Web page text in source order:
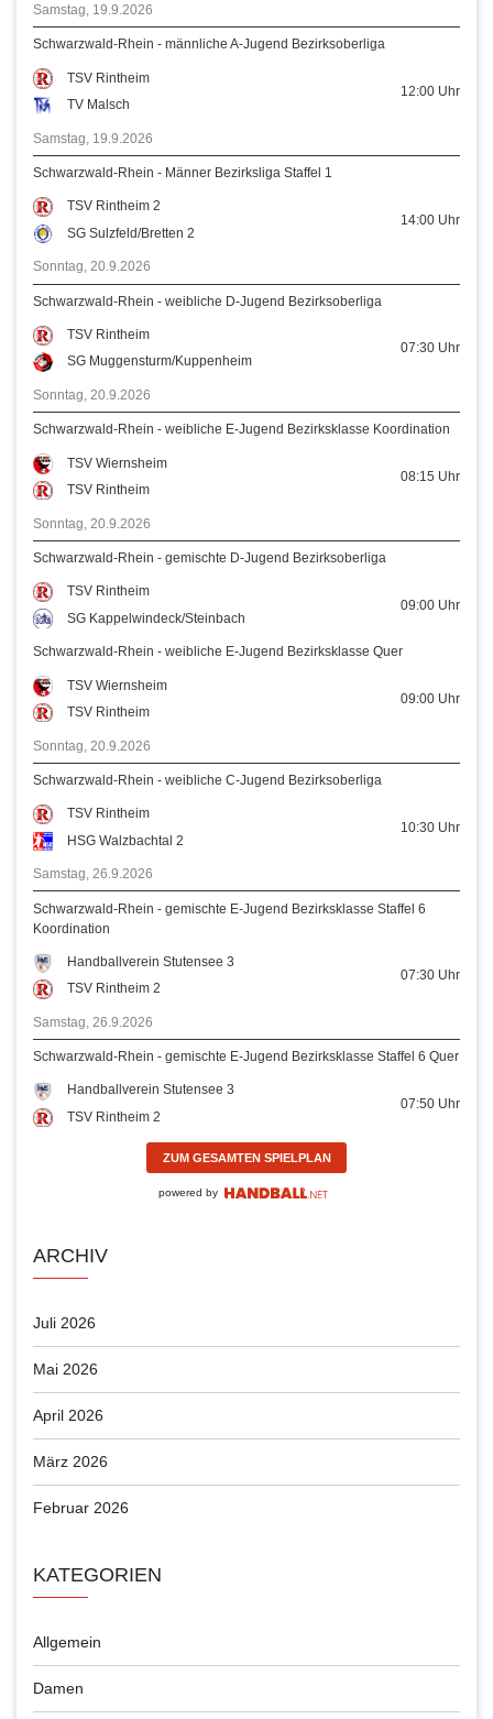
Samstag, 19.9.2026
Schwarzwald-Rhein - männliche A-Jugend Bezirksoberliga
TSV Rintheim
TV Malsch
12:00 Uhr
Samstag, 19.9.2026
Schwarzwald-Rhein - Männer Bezirksliga Staffel 1
TSV Rintheim 2
SG Sulzfeld/Bretten 2
14:00 Uhr
Sonntag, 20.9.2026
Schwarzwald-Rhein - weibliche D-Jugend Bezirksoberliga
TSV Rintheim
SG Muggensturm/Kuppenheim
07:30 Uhr
Sonntag, 20.9.2026
Schwarzwald-Rhein - weibliche E-Jugend Bezirksklasse Koordination
TSV Wiernsheim
TSV Rintheim
08:15 Uhr
Sonntag, 20.9.2026
Schwarzwald-Rhein - gemischte D-Jugend Bezirksoberliga
TSV Rintheim
SG Kappelwindeck/Steinbach
09:00 Uhr
Schwarzwald-Rhein - weibliche E-Jugend Bezirksklasse Quer
TSV Wiernsheim
TSV Rintheim
09:00 Uhr
Sonntag, 20.9.2026
Schwarzwald-Rhein - weibliche C-Jugend Bezirksoberliga
TSV Rintheim
HSG Walzbachtal 2
10:30 Uhr
Samstag, 26.9.2026
Schwarzwald-Rhein - gemischte E-Jugend Bezirksklasse Staffel 6
Koordination
Handballverein Stutensee 3
TSV Rintheim 2
07:30 Uhr
Samstag, 26.9.2026
Schwarzwald-Rhein - gemischte E-Jugend Bezirksklasse Staffel 6 Quer
Handballverein Stutensee 3
TSV Rintheim 2
07:50 Uhr
ZUM GESAMTEN SPIELPLAN
powered by
ARCHIV
Juli 2026
Mai 2026
April 2026
März 2026
Februar 2026
KATEGORIEN
Allgemein
Damen